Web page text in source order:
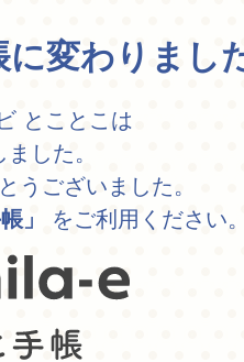
変わりまし
とことこは
した。
うございました。
」 をご利用ください